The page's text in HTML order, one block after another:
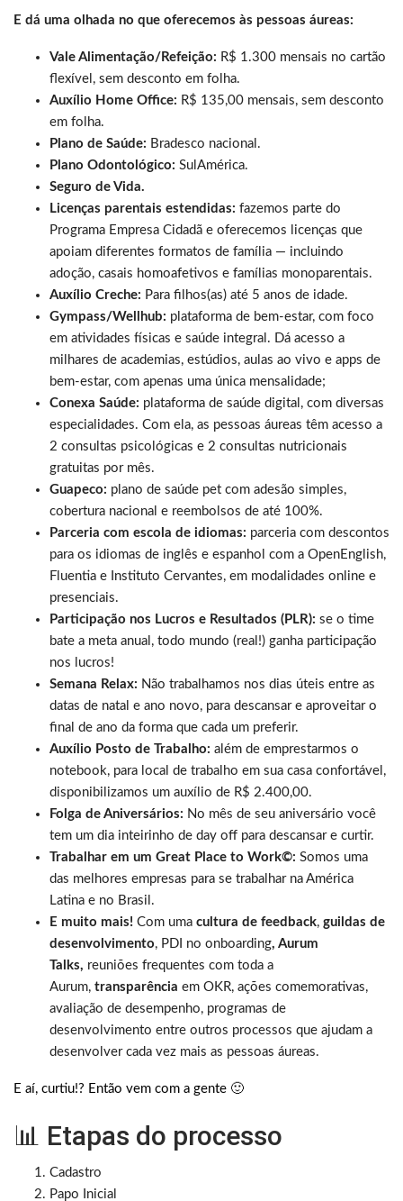
E dá uma olhada no que oferecemos às pessoas áureas:
Vale Alimentação/Refeição: R$ 1.300 mensais no cartão
flexível, sem desconto em folha.
Auxílio Home Office: R$ 135,00 mensais, sem desconto
em folha.
Plano de Saúde: Bradesco nacional.
Plano Odontológico: SulAmérica.
Seguro de Vida.
Licenças parentais estendidas: fazemos parte do
Programa Empresa Cidadã e oferecemos licenças que
apoiam diferentes formatos de família — incluindo
adoção, casais homoafetivos e famílias monoparentais.
Auxílio Creche: Para filhos(as) até 5 anos de idade.
Gympass/Wellhub: plataforma de bem-estar, com foco
em atividades físicas e saúde integral. Dá acesso a
milhares de academias, estúdios, aulas ao vivo e apps de
bem-estar, com apenas uma única mensalidade;
Conexa Saúde: plataforma de saúde digital, com diversas
especialidades. Com ela, as pessoas áureas têm acesso a
2 consultas psicológicas e 2 consultas nutricionais
gratuitas por mês.
Guapeco: plano de saúde pet com adesão simples,
cobertura nacional e reembolsos de até 100%.
Parceria com escola de idiomas: parceria com descontos
para os idiomas de inglês e espanhol com a OpenEnglish,
Fluentia e Instituto Cervantes, em modalidades online e
presenciais.
Participação nos Lucros e Resultados (PLR): se o time
bate a meta anual, todo mundo (real!) ganha participação
nos lucros!
Semana Relax: Não trabalhamos nos dias úteis entre as
datas de natal e ano novo, para descansar e aproveitar o
final de ano da forma que cada um preferir.
Auxílio Posto de Trabalho: além de emprestarmos o
notebook, para local de trabalho em sua casa confortável,
disponibilizamos um auxílio de R$ 2.400,00.
Folga de Aniversários: No mês de seu aniversário você
tem um dia inteirinho de day off para descansar e curtir.
Trabalhar em um Great Place to Work©: Somos uma
das melhores empresas para se trabalhar na América
Latina e no Brasil.
E muito mais! Com uma cultura de feedback, guildas de
desenvolvimento, PDI no onboarding, Aurum
Talks, reuniões frequentes com toda a
Aurum, transparência em OKR, ações comemorativas,
avaliação de desempenho, programas de
desenvolvimento entre outros processos que ajudam a
desenvolver cada vez mais as pessoas áureas.
E aí, curtiu!? Então vem com a gente 🙂
📊 Etapas do processo
Cadastro
Papo Inicial